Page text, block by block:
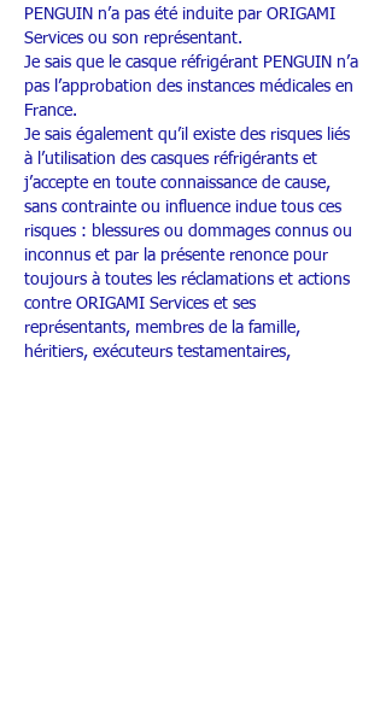
PENGUIN n’a pas été induite par ORIGAMI
Services ou son représentant.
Je sais que le casque réfrigérant PENGUIN n’a
pas l’approbation des instances médicales en
France.
Je sais également qu’il existe des risques liés
à l’utilisation des casques réfrigérants et
j’accepte en toute connaissance de cause,
sans contrainte ou influence indue tous ces
risques : blessures ou dommages connus ou
inconnus et par la présente renonce pour
toujours à toutes les réclamations et actions
contre ORIGAMI Services et ses
représentants, membres de la famille,
héritiers, exécuteurs testamentaires,